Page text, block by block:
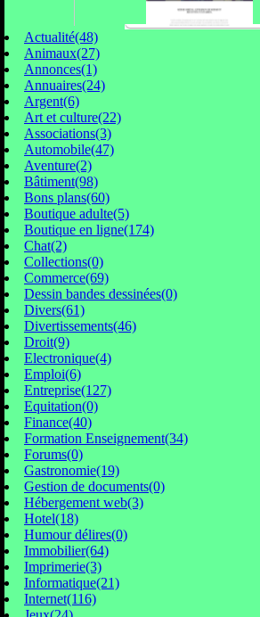
Actualité(48)
Animaux(27)
Annonces(1)
Annuaires(24)
Argent(6)
Art et culture(22)
Associations(3)
Automobile(47)
Aventure(2)
Bâtiment(98)
Bons plans(60)
Boutique adulte(5)
Boutique en ligne(174)
Chat(2)
Collections(0)
Commerce(69)
Dessin bandes dessinées(0)
Divers(61)
Divertissements(46)
Droit(9)
Electronique(4)
Emploi(6)
Entreprise(127)
Equitation(0)
Finance(40)
Formation Enseignement(34)
Forums(0)
Gastronomie(19)
Gestion de documents(0)
Hébergement web(3)
Hotel(18)
Humour délires(0)
Immobilier(64)
Imprimerie(3)
Informatique(21)
Internet(116)